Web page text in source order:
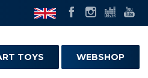
TOYS WEBSHOP